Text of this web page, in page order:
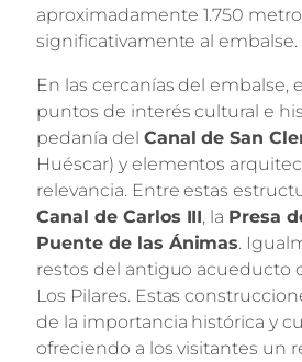
aproximadamente 1.750
significativamente al embalse.
En las cercanías del embalse,
puntos de interés cultural e
pedanía del Canal de San
Huéscar) y elementos
relevancia. Entre estas
Canal de Carlos III, la Presa
Puente de las Ánimas.
restos del antiguo acueducto
Los Pilares. Estas
de la importancia histórica y
ofreciendo a los visitantes un